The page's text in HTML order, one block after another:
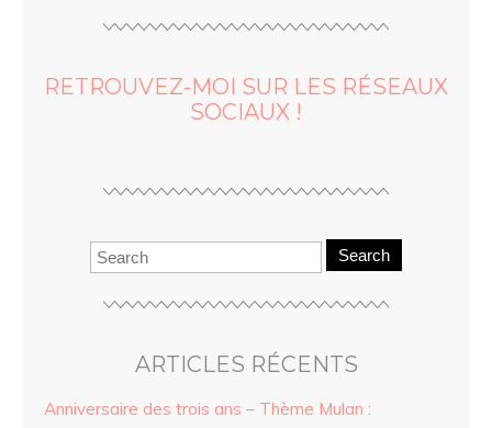
RETROUVEZ-MOI SUR LES RÉSEAUX
SOCIAUX !
Search
ARTICLES RÉCENTS
Anniversaire des trois ans – Thème Mulan :